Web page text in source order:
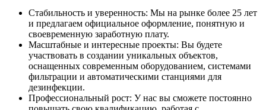
Стабильность и уверенность: Мы на рынке более 25 лет
и предлагаем официальное оформление, понятную и
своевременную заработную плату.
Масштабные и интересные проекты: Вы будете
участвовать в создании уникальных объектов,
оснащенных современным оборудованием, системами
фильтрации и автоматическими станциями для
дезинфекции.
Профессиональный рост: У нас вы сможете постоянно